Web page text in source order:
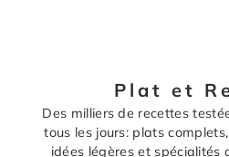
Plat et
Des milliers de recettes
tous les jours: plats
idées légères et spécialités